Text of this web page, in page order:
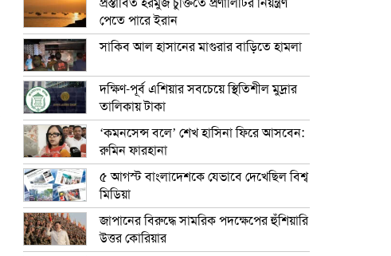
প্রস্তাবিত হরমুজ চুক্তিতে প্রণালিটির নিয়ন্ত্রণ
পেতে পারে ইরান
সাকিব আল হাসানের মাগুরার বাড়িতে হামলা
দক্ষিণ-পূর্ব এশিয়ার সবচেয়ে স্থিতিশীল মুদ্রার
তালিকায় টাকা
‘কমনসেন্স বলে’ শেখ হাসিনা ফিরে আসবেন:
রুমিন ফারহানা
৫ আগস্ট বাংলাদেশকে যেভাবে দেখেছিল বিশ্ব
মিডিয়া
জাপানের বিরুদ্ধে সামরিক পদক্ষেপের হুঁশিয়ারি
উত্তর কোরিয়ার